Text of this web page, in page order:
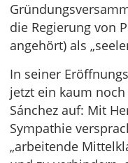
die Regierung von
angehört) als
In seiner
jetzt ein kaum
Sánchez auf: Mit
Sympathie
„arbeitende